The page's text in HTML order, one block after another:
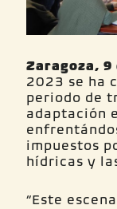
Zaragoza,
2023 se ha
periodo de
adaptación
impuestos
hídricas y
“Este